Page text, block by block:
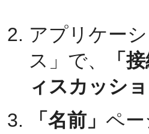
アプリケー
ス」で、
「
ィスカッシ
「名前」 ペー